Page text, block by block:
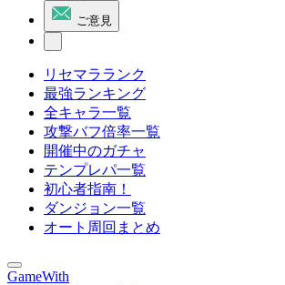
ご意見
リセマラランク
最強ランキング
全キャラ一覧
攻撃バフ倍率一覧
開催中のガチャ
テンプレパ一覧
初心者指南！
ダンジョン一覧
オート周回まとめ
GameWith